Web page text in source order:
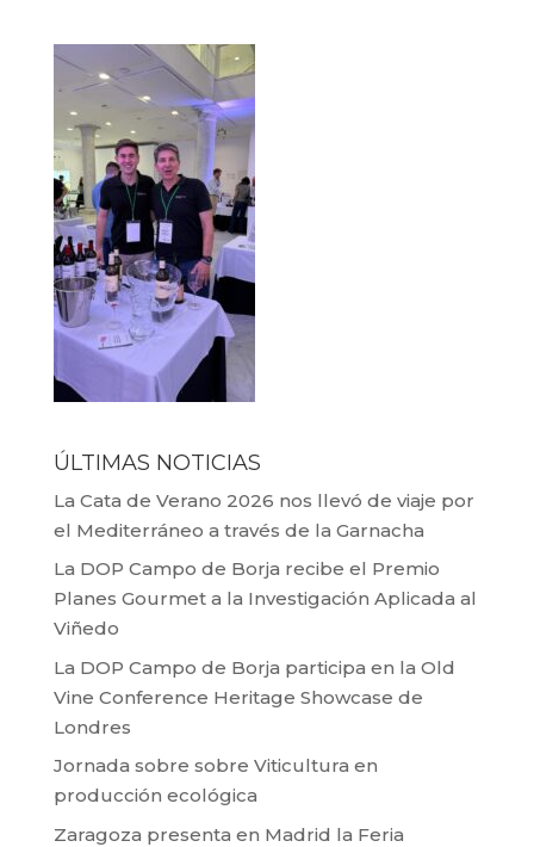
ÚLTIMAS NOTICIAS
La Cata de Verano 2026 nos llevó de viaje por
el Mediterráneo a través de la Garnacha
La DOP Campo de Borja recibe el Premio
Planes Gourmet a la Investigación Aplicada al
Viñedo
La DOP Campo de Borja participa en la Old
Vine Conference Heritage Showcase de
Londres
Jornada sobre sobre Viticultura en
producción ecológica
Zaragoza presenta en Madrid la Feria